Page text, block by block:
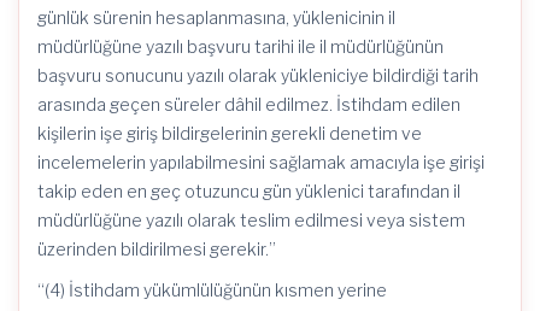
günlük sürenin hesaplanmasına, yüklenicinin il
müdürlüğüne yazılı başvuru tarihi ile il müdürlüğünün
başvuru sonucunu yazılı olarak yükleniciye bildirdiği tarih
arasında geçen süreler dâhil edilmez. İstihdam edilen
kişilerin işe giriş bildirgelerinin gerekli denetim ve
incelemelerin yapılabilmesini sağlamak amacıyla işe girişi
takip eden en geç otuzuncu gün yüklenici tarafından il
müdürlüğüne yazılı olarak teslim edilmesi veya sistem
üzerinden bildirilmesi gerekir.”
“(4) İstihdam yükümlülüğünün kısmen yerine